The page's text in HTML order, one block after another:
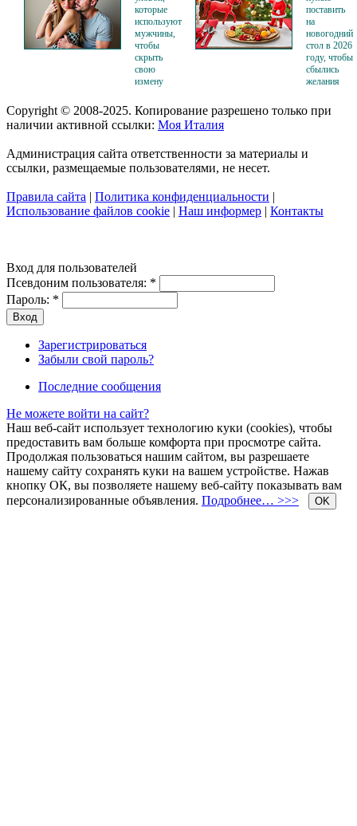
которые
используют
мужчины,
чтобы
скрыть
свою
измену
поставить
на
новогодний
стол в 2026
году, чтобы
сбылись
желания
Copyright © 2008-2025. Копирование разрешено только при
наличии активной ссылки: Моя Италия
Администрация сайта ответственности за материалы и
ссылки, размещаемые пользователями, не несет.
Правила сайта | Политика конфиденциальности |
Использование файлов cookie | Наш информер | Контакты
Вход для пользователей
Псевдоним пользователя: *
Пароль: *
Зарегистрироваться
Забыли свой пароль?
Последние сообщения
Не можете войти на сайт?
Наш веб-сайт использует технологию куки (cookies), чтобы
предоставить вам больше комфорта при просмотре сайта.
Продолжая пользоваться нашим сайтом, вы разрешаете
нашему сайту сохранять куки на вашем устройстве. Нажав
кнопку ОК, вы позволяете нашему веб-сайту показывать вам
персонализированные объявления. Подробнее… >>> OK